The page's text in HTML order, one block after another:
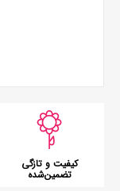
کیفیت و تازگی
تضمین‌شده